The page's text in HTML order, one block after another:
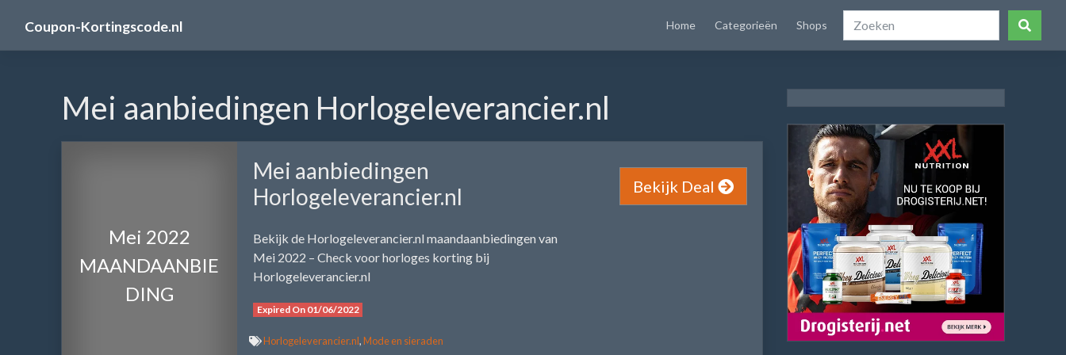
Coupon-Kortingscode.nl Home Categorieën Shops
Mei aanbiedingen Horlogeleverancier.nl
Mei 2022
MAANDAANBIE
DING
Mei aanbiedingen
Horlogeleverancier.nl
Bekijk de Horlogeleverancier.nl maandaanbiedingen van
Mei 2022 – Check voor horloges korting bij
Horlogeleverancier.nl
Expired On 01/06/2022
Bekijk Deal
Horlogeleverancier.nl,Mode en sieraden